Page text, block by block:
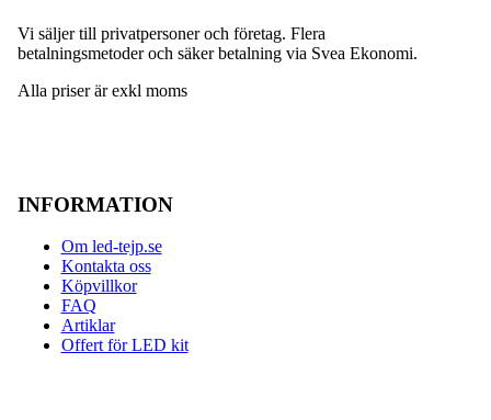
Vi säljer till privatpersoner och företag. Flera
betalningsmetoder och säker betalning via Svea Ekonomi.
Alla priser är exkl moms
INFORMATION
Om led-tejp.se
Kontakta oss
Köpvillkor
FAQ
Artiklar
Offert för LED kit